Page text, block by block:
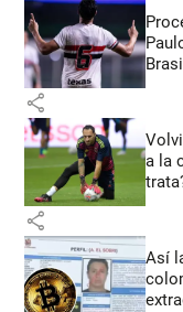
share
a la
share
Así